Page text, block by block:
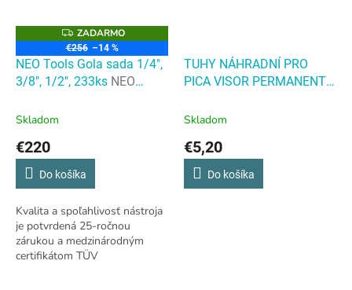
Z
A
D
A
R
M
ZADARMO
€256 –14 %
NEO Tools Gola sada 1/4",
3/8", 1/2", 233ks NEO
1/2", 233ks
Skladom
€220
Do košíka
Kvalita a spoľahlivosť nástroja
je potvrdená 25-ročnou
zárukou a medzinárodným
certifikátom TÜV
TUHY NÁHRADNÍ PRO
PICA VISOR PERMANENT -
BLISTER - PC-991/41/SB
PICA VISOR PERMANENT -
4ks V BALENÍ - MODRÉ -
BLISTER - PC-991/41/SB
Skladom
€5,20
Do košíka